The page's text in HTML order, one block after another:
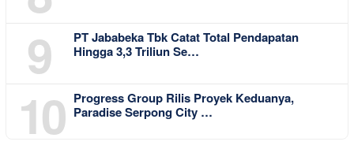
9
PT Jababeka Tbk Catat Total Pendapatan
Hingga 3,3 Triliun Se…
10
Progress Group Rilis Proyek Keduanya,
Paradise Serpong City …